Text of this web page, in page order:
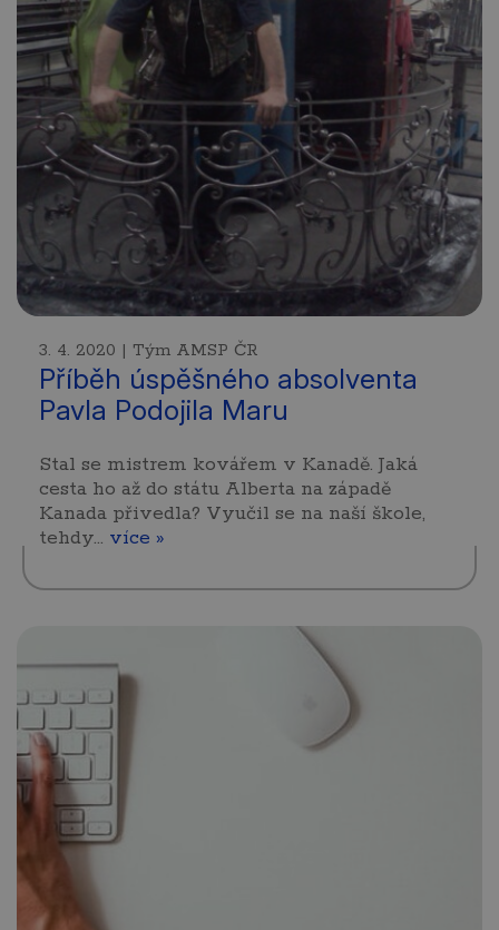
3. 4. 2020 | Tým AMSP ČR
Příběh úspěšného absolventa
Pavla Podojila Maru
Stal se mistrem kovářem v Kanadě. Jaká
cesta ho až do státu Alberta na západě
Kanada přivedla? Vyučil se na naší škole,
tehdy… více »